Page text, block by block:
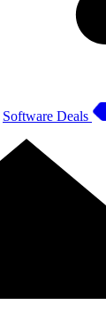
Software Deals